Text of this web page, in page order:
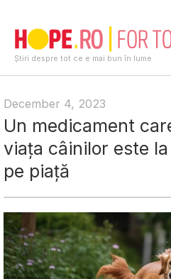
content
Știri despre tot ce e mai bun în lume
December 4, 2023
Un medicament
viața câinilor este
pe piață